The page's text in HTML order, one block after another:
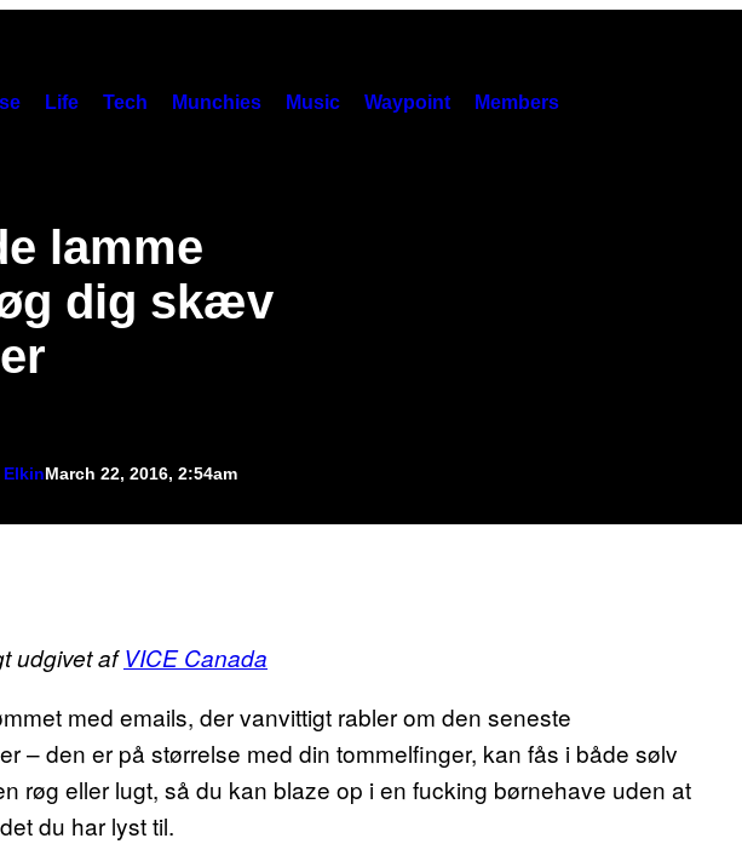
Life Tech Munchies Music Waypoint Members
lamme
dig skæv
March 22, 2016, 2:54am
udgivet afVICE Canada
med emails, der vanvittigt rabler om den seneste
– den er på størrelse med din tommelfinger, kan fås i både sølv
røg eller lugt, så du kan blaze op i en fucking børnehave uden at
du har lyst til.